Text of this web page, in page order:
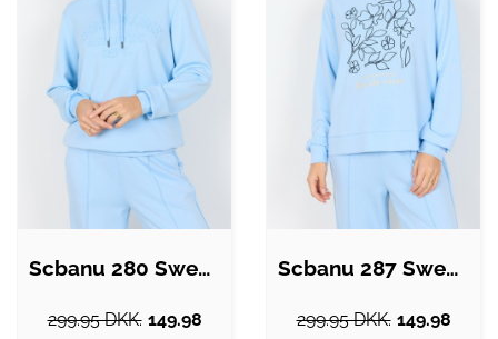
Scbanu 280 Sweatshirt Lyseblå
299.95 DKK. 149.98
Scbanu 287 Sweatshirt Lyseblå
299.95 DKK. 149.98